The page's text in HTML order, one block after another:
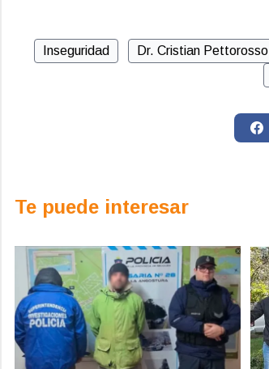
Inseguridad Dr. Cristian Pettorosso
Te puede interesar